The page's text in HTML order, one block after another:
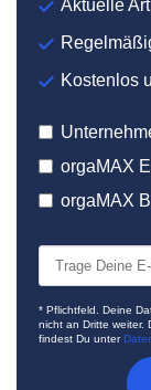
Aktuelle
Kostenlos
orgaMAX
orgaMAX
* Pflichtfeld. Deine
nicht an Dritte weiter.
findest Du unter